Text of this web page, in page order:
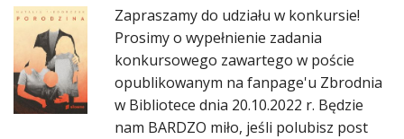
Zapraszamy do udziału w konkursie!
Prosimy o wypełnienie zadania
konkursowego zawartego w poście
opublikowanym na fanpage'u Zbrodnia
w Bibliotece dnia 20.10.2022 r. Będzie
nam BARDZO miło, jeśli polubisz post